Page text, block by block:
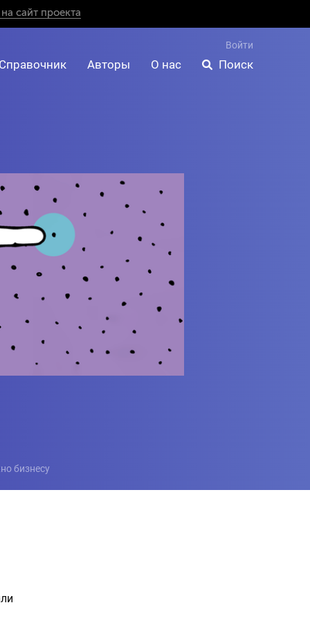
сайт проекта
Войти
Справочник Авторы О нас Поиск
бизнесу